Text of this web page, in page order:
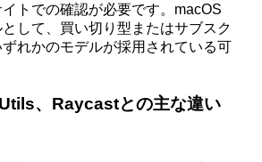
トでの確認が必要です。macOS
して、買い切り型またはサブスク
れかのモデルが採用されている可
、Raycastとの主な違い